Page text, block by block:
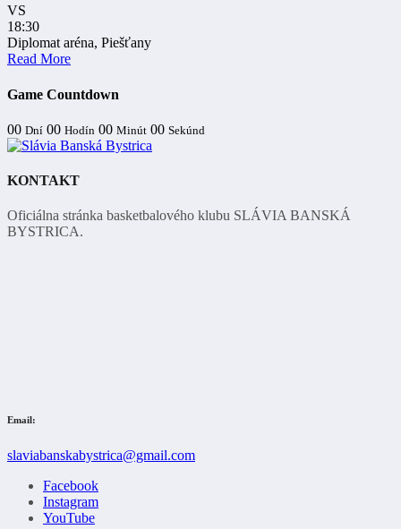
VS
18:30
Diplomat aréna, Piešťany
Read More
Game Countdown
00 Dní 00 Hodín 00 Minút 00 Sekúnd
KONTAKT
Oficiálna stránka basketbalového klubu SLÁVIA BANSKÁ
BYSTRICA.
Email:
slaviabanskabystrica@gmail.com
Facebook
Instagram
YouTube